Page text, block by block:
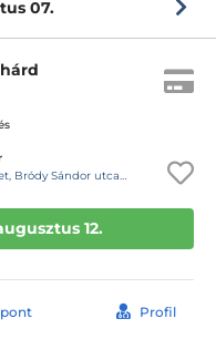
07.
utca 28. 1.lépcsőház, fsz. 2.
12.
Profil